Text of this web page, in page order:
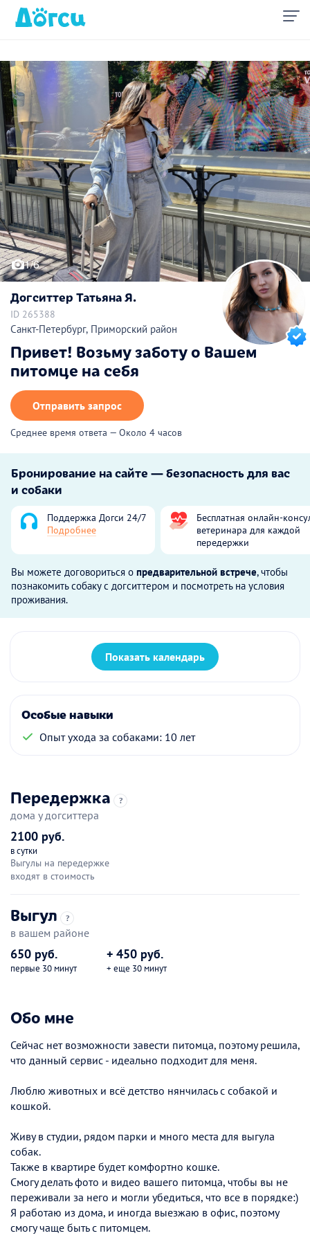
1/6
Догситтер Татьяна Я.
ID 265388
Санкт-Петербург, Приморский район
Привет! Возьму заботу о Вашем
питомце на себя
Отправить запрос
Среднее время ответа — Около 4 часов
Бронирование на сайте — безопасность для вас
и собаки
Поддержка Догси 24/7
Подробнее
Бесплатная онлайн-
ветеринара для каждой
передержки
Вы можете договориться о предварительной встрече, чтобы
познакомить собаку с догситтером и посмотреть на условия
проживания.
Показать календарь
Особые навыки
Опыт ухода за собаками: 10 лет
Передержка ?
дома у догситтера
2100 руб.
в сутки
Выгулы на передержке
входят в стоимость
Выгул ?
в вашем районе
650 руб.
первые 30 минут
+ 450 руб.
+ еще 30 минут
Обо мне
Сейчас нет возможности завести питомца, поэтому решила,
что данный сервис - идеально подходит для меня.
Люблю животных и всё детство нянчилась с собакой и
кошкой.
Живу в студии, рядом парки и много места для выгула
собак.
Также в квартире будет комфортно кошке.
Смогу делать фото и видео вашего питомца, чтобы вы не
переживали за него и могли убедиться, что все в порядке:)
Я работаю из дома, и иногда выезжаю в офис, поэтому
смогу чаще быть с питомцем.